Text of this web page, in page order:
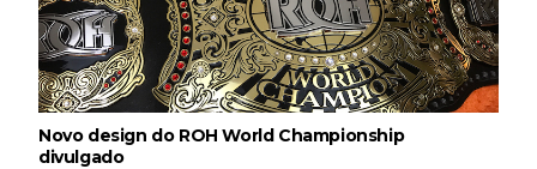
AEW Redemption 2026
Unknown-Jul 27 2026
Novo design do ROH World Championship
divulgado